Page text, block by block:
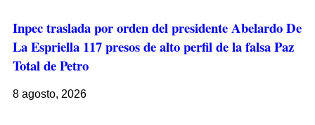
Inpec traslada por orden del presidente Abelardo De
La Espriella 117 presos de alto perfil de la falsa Paz
Total de Petro
8 agosto, 2026